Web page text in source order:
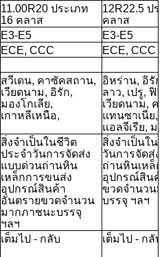
11.00R20 ประเภท
16 คลาส
12R22.5 ปร
คลาส
E3-E5
E3-E5
ECE, CCC
ECE, CCC
สวีเดน, คาซัคสถาน,
เวียดนาม, อิรัก,
มองโกเลีย,
เกาหลีเหนือ,
อิหร่าน, อิรัก
ลาว, เปรู, ฟิ
เวียดนาม,
แทนซาเนีย,
แอลจีเรีย, ม
สิ่งจำเป็นในชีวิต
ประจำวันการจัดส่ง
แบบด่วนถ่านหิน
เหล็กการขนส่ง
อุปกรณ์สินค้า
อันตรายขวดจำนวน
มากภาชนะบรรจุ
ฯลฯ
สิ่งจำเป็นใน
วันการจัดส่
ถ่านหินเหล็
อุปกรณ์สินค้
ขวดจำนวน
บรรจุ ฯลฯ
เต็มไป - กลับ เต็มไป - กลับ